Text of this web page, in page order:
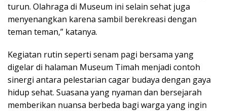
turun. Olahraga di Museum ini selain sehat juga
menyenangkan karena sambil berekreasi dengan
teman teman,” katanya.
Kegiatan rutin seperti senam pagi bersama yang
digelar di halaman Museum Timah menjadi contoh
sinergi antara pelestarian cagar budaya dengan gaya
hidup sehat. Suasana yang nyaman dan bersejarah
memberikan nuansa berbeda bagi warga yang ingin